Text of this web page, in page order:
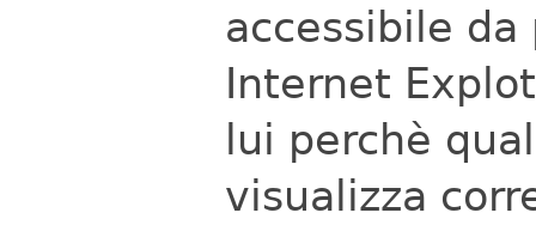
accessibile
Internet
lui perchè
visualizza